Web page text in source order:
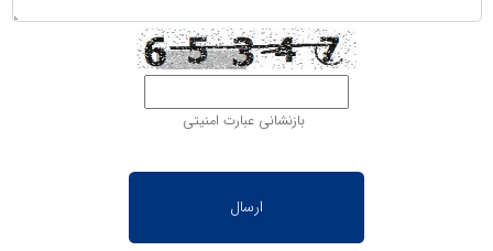
بازنشانی عبارت امنیتی